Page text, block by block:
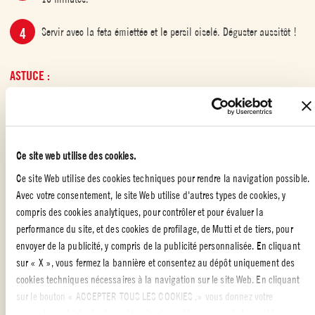
Ce site web utilise des cookies.
Ce site Web utilise des cookies techniques pour rendre la navigation possible.
Avec votre consentement, le site Web utilise d'autres types de cookies, y
compris des cookies analytiques, pour contrôler et pour évaluer la
performance du site, et des cookies de profilage, de Mutti et de tiers, pour
envoyer de la publicité, y compris de la publicité personnalisée. En cliquant
sur « X », vous fermez la bannière et consentez au dépôt uniquement des
cookies techniques nécessaires à la navigation sur le site Web. En cliquant
sur le bouton « ACCEPTER TOUS LES COOKIES ,» vous donnez votre
Servir avec la feta émiettée et le persil ciselé. Déguster aussitôt !
ASTUCE :
Vous pouvez servir cette recette à l’apéritif dans des petites verrines
ENTRÉES AVEC DES TOMATES,PLATS AVEC DES TOMATES,
RECETTES AVEC NOTRE GAMME DE SAUCES TOMATES ITALIENNES
ENTRÉES,RECETTES DE POISSONS À LA TOMATE
CREVETTES À LA GRECQUE
Une recette avec la Sauce tomate aux Olives Leccino